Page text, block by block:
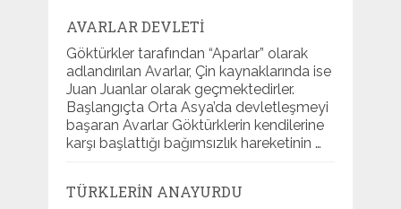
AVARLAR DEVLETI
Göktürkler tarafından “Aparlar” olarak
adlandırılan Avarlar, Çin kaynaklarında ise
Juan Juanlar olarak geçmektedirler.
Başlangıçta Orta Asya’da devletleşmeyi
başaran Avarlar Göktürklerin kendilerine
karşı başlattığı bağımsızlık hareketinin …
TÜRKLERIN ANAYURDU